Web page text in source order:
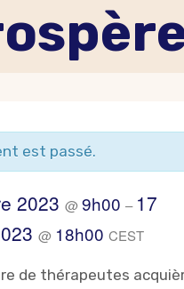
est passé.
2023 @9h00 – 17
@ 18h00 CEST
de thérapeutes